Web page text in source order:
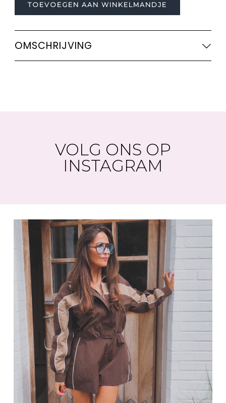
TOEVOEGEN AAN WINKELMANDJE
OMSCHRIJVING
.
VOLG ONS OP
INSTAGRAM